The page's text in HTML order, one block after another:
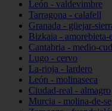
León - valdevimbre
Tarragona - calafell
Granada - güejar-
Bizkaia - amorebieta-
Cantabria - medio-
Lugo - cervo
La-rioja - lardero
León - molinaseca
Ciudad-real - almagro
Murcia - molina-de-